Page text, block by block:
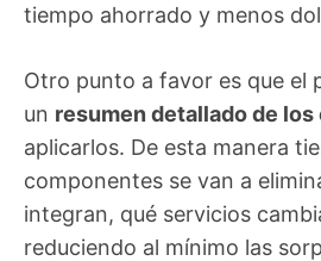
tiempo ahorrado y menos
Otro punto a favor es que el
un resumen detallado de los
aplicarlos. De esta manera
componentes se van a
integran, qué servicios
reduciendo al mínimo las